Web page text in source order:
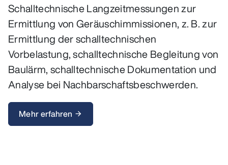
Schalltechnische Langzeitmessungen zur
Ermittlung von Geräuschimmissionen, z. B. zur
Ermittlung der schalltechnischen
Vorbelastung, schalltechnische Begleitung von
Baulärm, schalltechnische Dokumentation und
Analyse bei Nachbarschaftsbeschwerden.
Mehr erfahren arrow_forward